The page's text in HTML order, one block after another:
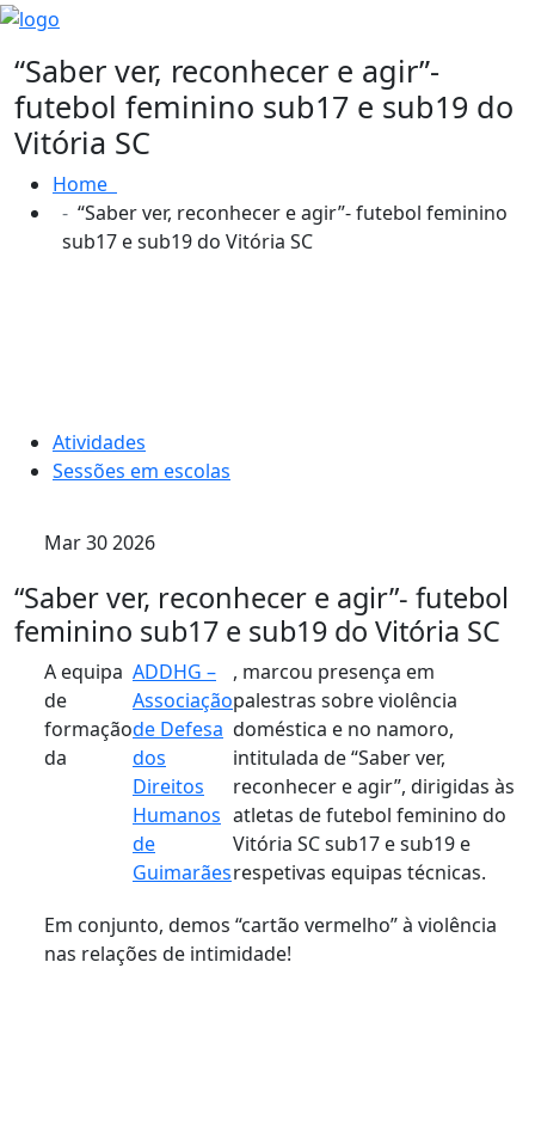
“Saber ver, reconhecer e agir”-
futebol feminino sub17 e sub19 do
Vitória SC
Home
“Saber ver, reconhecer e agir”- futebol feminino
sub17 e sub19 do Vitória SC
Atividades
Sessões em escolas
Mar 30 2026
“Saber ver, reconhecer e agir”- futebol
feminino sub17 e sub19 do Vitória SC
A equipa
de
formação
da
ADDHG –
Associação
de Defesa
dos
Direitos
Humanos
de
Guimarães
, marcou presença em
palestras sobre violência
doméstica e no namoro,
intitulada de “Saber ver,
reconhecer e agir”, dirigidas às
atletas de futebol feminino do
Vitória SC sub17 e sub19 e
respetivas equipas técnicas.
Em conjunto, demos “cartão vermelho” à violência
nas relações de intimidade!